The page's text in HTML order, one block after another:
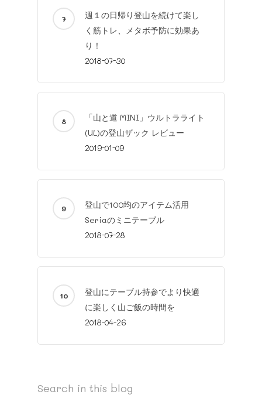
週１の日帰り登山を続けて楽し
く筋トレ、メタボ予防に効果あ
り！
2018-07-30
「山と道 MINI」ウルトラライト
(UL)の登山ザック レビュー
2019-01-09
登山で100均のアイテム活用
Seriaのミニテーブル
2018-07-28
登山にテーブル持参でより快適
に楽しく山ご飯の時間を
2018-04-26
Search in this blog